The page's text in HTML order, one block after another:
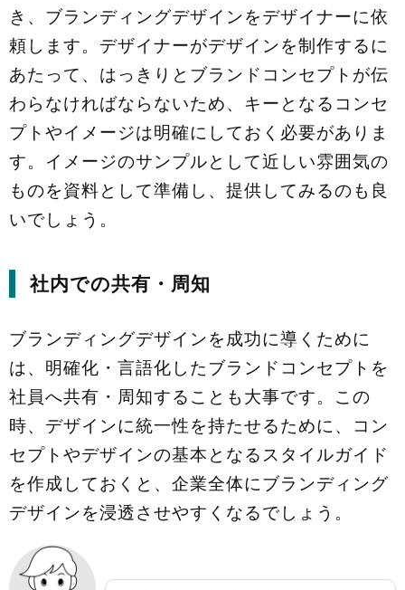
き、ブランディングデザインをデザイナーに依
頼します。デザイナーがデザインを制作するに
あたって、はっきりとブランドコンセプトが伝
わらなければならないため、キーとなるコンセ
プトやイメージは明確にしておく必要がありま
す。イメージのサンプルとして近しい雰囲気の
ものを資料として準備し、提供してみるのも良
いでしょう。
社内での共有・周知
ブランディングデザインを成功に導くために
は、明確化・言語化したブランドコンセプトを
社員へ共有・周知することも大事です。この
時、デザインに統一性を持たせるために、コン
セプトやデザインの基本となるスタイルガイド
を作成しておくと、企業全体にブランディング
デザインを浸透させやすくなるでしょう。